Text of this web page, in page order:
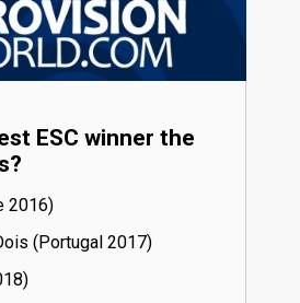
ESC winner the
16)
(Portugal
17)
18)